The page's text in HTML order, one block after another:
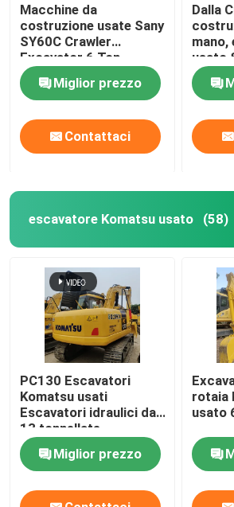
Macchine da
costruzione usate Sany
SY60C Crawler
Excavator 6 Ton
Miglior prezzo
Contattaci
Dalla
mano,
usato
escavatore Komatsu usato (58)
PC130 Escavatori
Komatsu usati
Escavatori idraulici da
13 tonnellate
Miglior prezzo
rotaia
usato